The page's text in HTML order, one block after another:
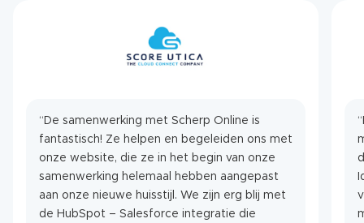
“De samenwerking met Scherp Online is
fantastisch! Ze helpen en begeleiden ons met
onze website, die ze in het begin van onze
samenwerking helemaal hebben aangepast
aan onze nieuwe huisstijl. We zijn erg blij met
de HubSpot – Salesforce integratie die